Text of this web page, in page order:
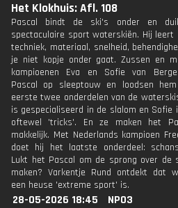
Het Klokhuis: Afl. 108
Pascal bindt de ski's onder en
spectaculaire sport waterskiën. Hij leert
techniek, materiaal, snelheid,
je niet kopje onder gaat. Zussen en
kampioenen Eva en Sofie van
Pascal op sleeptouw en loodsen
eerste twee onderdelen van de
is gespecialiseerd in de slalom en Sofie
oftewel 'tricks'. En ze maken het
makkelijk. Met Nederlands kampioen
doet hij het laatste onderdeel:
Lukt het Pascal om de sprong over de
maken? Varkentje Rund ontdekt dat
een heuse 'extreme sport' is.
28-05-2026 18:45
NPO3